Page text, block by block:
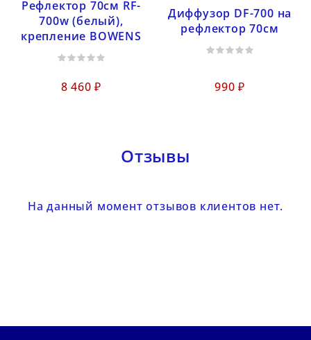
Рефлектор 70см RF-
700w (белый),
крепление BOWENS
8 460 ₽
Диффузор DF-700 на
рефлектор 70см
990 ₽
Отзывы
На данный момент отзывов клиентов нет.